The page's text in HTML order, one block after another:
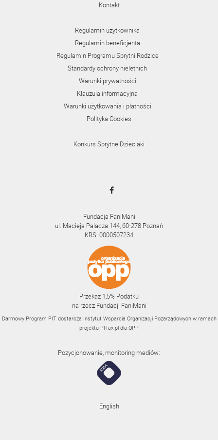
Kontakt
Regulamin użytkownika
Regulamin beneficjenta
Regulamin Programu Sprytni Rodzice
Standardy ochrony nieletnich
Warunki prywatności
Klauzula informacyjna
Warunki użytkowania i płatności
Polityka Cookies
Konkurs Sprytne Dzieciaki
Fundacja FaniMani
ul. Macieja Palacza 144, 60-278 Poznań
KRS: 0000507234
Przekaż 1,5% Podatku
na rzecz Fundacji FaniMani
Darmowy Program PIT dostarcza Instytut Wsparcia Organizacji Pozarządowych w ramach
projektu PITax.pl dla OPP
Pozycjonowanie, monitoring mediów:
English